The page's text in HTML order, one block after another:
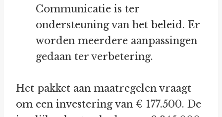
Communicatie is ter
ondersteuning van het beleid. Er
worden meerdere aanpassingen
gedaan ter verbetering.
Het pakket aan maatregelen vraagt
om een investering van € 177.500. De